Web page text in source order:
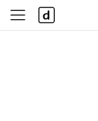
사
이
다
나
와